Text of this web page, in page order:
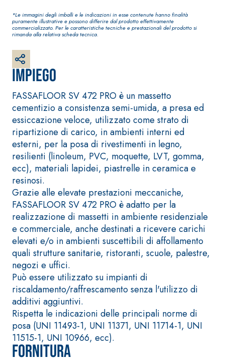
Impiego
FASSAFLOOR SV 472 PRO è un massetto
cementizio a consistenza semi-umida, a presa ed
essiccazione veloce, utilizzato come strato di
ripartizione di carico, in ambienti interni ed
esterni, per la posa di rivestimenti in legno,
resilienti (linoleum, PVC, moquette, LVT, gomma,
ecc), materiali lapidei, piastrelle in ceramica e
resinosi.
Grazie alle elevate prestazioni meccaniche,
FASSAFLOOR SV 472 PRO è adatto per la
realizzazione di massetti in ambiente residenziale
e commerciale, anche destinati a ricevere carichi
elevati e/o in ambienti suscettibili di affollamento
quali strutture sanitarie, ristoranti, scuole, palestre,
negozi e uffici.
Può essere utilizzato su impianti di
riscaldamento/raffrescamento senza l'utilizzo di
additivi aggiuntivi.
Rispetta le indicazioni delle principali norme di
posa (UNI 11493-1, UNI 11371, UNI 11714-1, UNI
11515-1, UNI 10966, ecc).
Fornitura
*Le immagini degli imballi e le indicazioni in esse contenute hanno finalità
puramente illustrative e possono differire dal prodotto effettivamente
commercializzato. Per le caratteristiche tecniche e prestazionali del prodotto si
rimanda alla relativa scheda tecnica.
fibrorinforzato a base di
calce aerea, per interni
ed esterni
Sistema RIPRISTINO DEL
CALCESTRUZZO
PRODOTTI TIXOTROPICI
GEOACTIVE R4 40
Malta rapida contenente
speciali leganti
solfatoresistenti,
polimero-modificata,
tixotropica,
fibrorinforzata, per la
passivazione,
riparazione, rasatura e
protezione di strutture in
calcestruzzo
Sistema POSA
FASSAFLOOR –
POSA
FASSAFLOOR
Lisciatura
base di
quarzo, ad alta
conducibilità
massetti
spessore in